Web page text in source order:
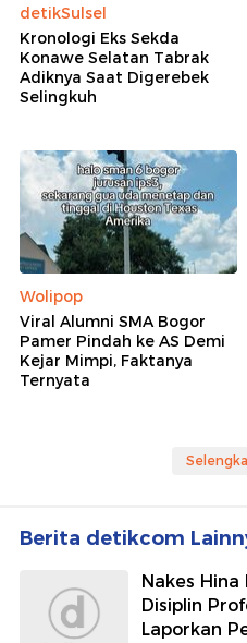
detikSulsel
Kronologi Eks Sekda
Konawe Selatan Tabrak
Adiknya Saat Digerebek
Selingkuh
Wolipop
Viral Alumni SMA Bogor
Pamer Pindah ke AS Demi
Kejar Mimpi, Faktanya
Ternyata
Berita detikcom
Nakes Hina
Disiplin
Laporkan